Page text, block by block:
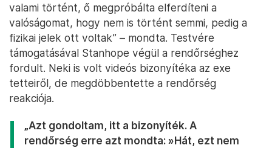
valami történt, ő megpróbálta elferdíteni a
valóságomat, hogy nem is történt semmi, pedig a
fizikai jelek ott voltak” – mondta. Testvére
támogatásával Stanhope végül a rendőrséghez
fordult. Neki is volt videós bizonyítéka az exe
tetteiről, de megdöbbentette a rendőrség
reakciója.
„Azt gondoltam, itt a bizonyíték. A
rendőrség erre azt mondta: »Hát, ezt nem